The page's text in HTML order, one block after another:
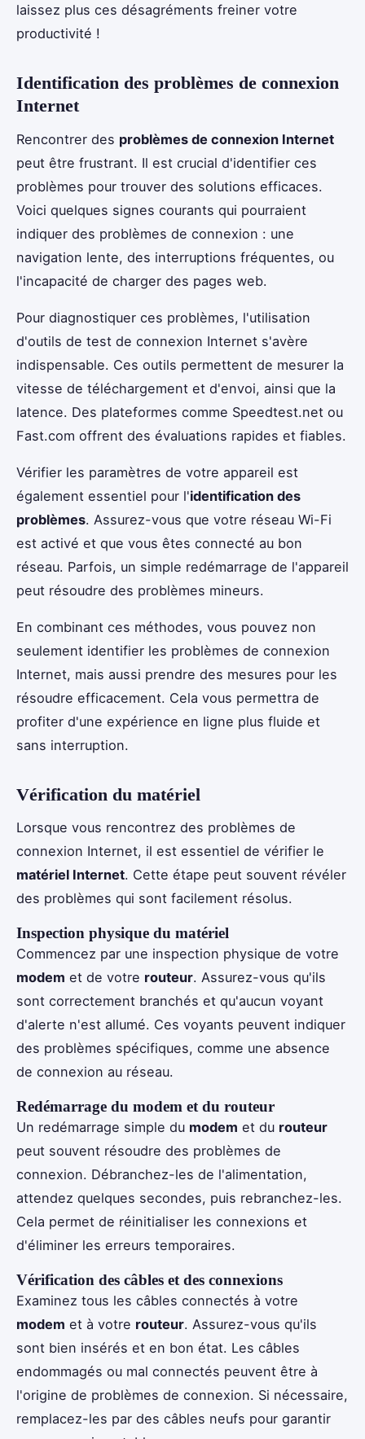
laissez plus ces désagréments freiner votre
productivité !
Identification des problèmes de connexion
Internet
Rencontrer des problèmes de connexion Internet
peut être frustrant. Il est crucial d'identifier ces
problèmes pour trouver des solutions efficaces.
Voici quelques signes courants qui pourraient
indiquer des problèmes de connexion : une
navigation lente, des interruptions fréquentes, ou
l'incapacité de charger des pages web.
Pour diagnostiquer ces problèmes, l'utilisation
d'outils de test de connexion Internet s'avère
indispensable. Ces outils permettent de mesurer la
vitesse de téléchargement et d'envoi, ainsi que la
latence. Des plateformes comme Speedtest.net ou
Fast.com offrent des évaluations rapides et fiables.
Vérifier les paramètres de votre appareil est
également essentiel pour l'identification des
problèmes. Assurez-vous que votre réseau Wi-Fi
est activé et que vous êtes connecté au bon
réseau. Parfois, un simple redémarrage de l'appareil
peut résoudre des problèmes mineurs.
En combinant ces méthodes, vous pouvez non
seulement identifier les problèmes de connexion
Internet, mais aussi prendre des mesures pour les
résoudre efficacement. Cela vous permettra de
profiter d'une expérience en ligne plus fluide et
sans interruption.
Vérification du matériel
Lorsque vous rencontrez des problèmes de
connexion Internet, il est essentiel de vérifier le
matériel Internet. Cette étape peut souvent révéler
des problèmes qui sont facilement résolus.
Inspection physique du matériel
Commencez par une inspection physique de votre
modem et de votre routeur. Assurez-vous qu'ils
sont correctement branchés et qu'aucun voyant
d'alerte n'est allumé. Ces voyants peuvent indiquer
des problèmes spécifiques, comme une absence
de connexion au réseau.
Redémarrage du modem et du routeur
Un redémarrage simple du modem et du routeur
peut souvent résoudre des problèmes de
connexion. Débranchez-les de l'alimentation,
attendez quelques secondes, puis rebranchez-les.
Cela permet de réinitialiser les connexions et
d'éliminer les erreurs temporaires.
Vérification des câbles et des connexions
Examinez tous les câbles connectés à votre
modem et à votre routeur. Assurez-vous qu'ils
sont bien insérés et en bon état. Les câbles
endommagés ou mal connectés peuvent être à
l'origine de problèmes de connexion. Si nécessaire,
remplacez-les par des câbles neufs pour garantir